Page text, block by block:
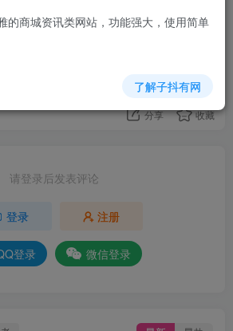
+6 +9
分享 收藏
请登录后发表评论
登录 注册
登录 微信登录
的商城资讯类网站，功能强大，使用简单
了解子抖有网